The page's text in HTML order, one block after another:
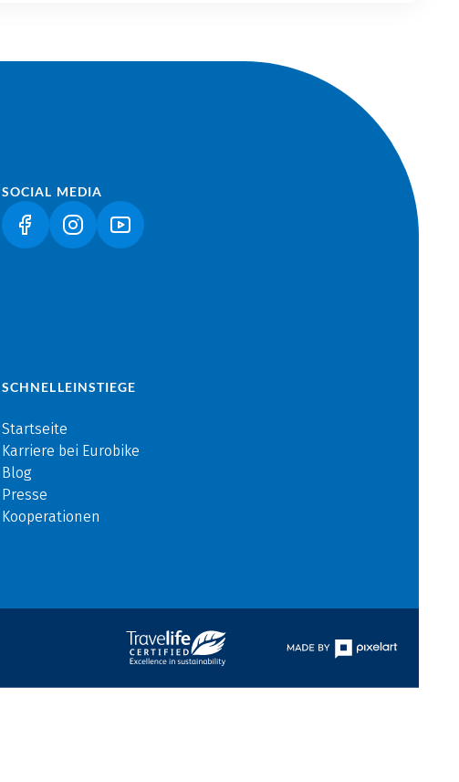
SOCIAL MEDIA
(LINK ÖFFNET IN NEUEM TAB)
(LINK ÖFFNET IN NEUEM TAB)
(LINK ÖFFNET IN NEUEM TAB)
SCHNELLEINSTIEGE
Startseite
Karriere bei Eurobike
Blog
Presse
Kooperationen